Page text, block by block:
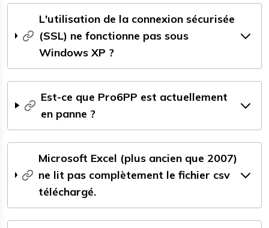
L'utilisation de la connexion sécurisée
(SSL) ne fonctionne pas sous
Windows XP ?
Est-ce que Pro6PP est actuellement
en panne ?
Microsoft Excel (plus ancien que 2007)
ne lit pas complètement le fichier csv
téléchargé.